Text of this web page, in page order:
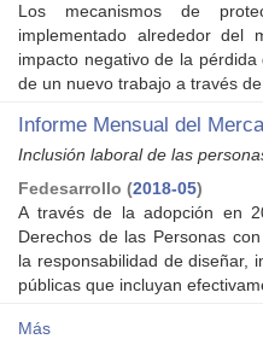
Los mecanismos de
implementado alrededor del
impacto negativo de la
de un nuevo trabajo a través de
Informe Mensual del
Inclusión laboral de las
Fedesarrollo (2018-05)
A través de la adopción en
Derechos de las Personas
la responsabilidad de diseñar,
públicas que incluyan
Más